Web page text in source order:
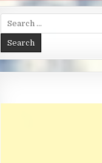
Search
for: